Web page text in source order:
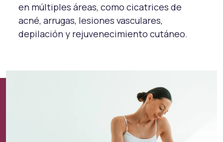
en múltiples áreas, como cicatrices de
acné, arrugas, lesiones vasculares,
depilación y rejuvenecimiento cutáneo.